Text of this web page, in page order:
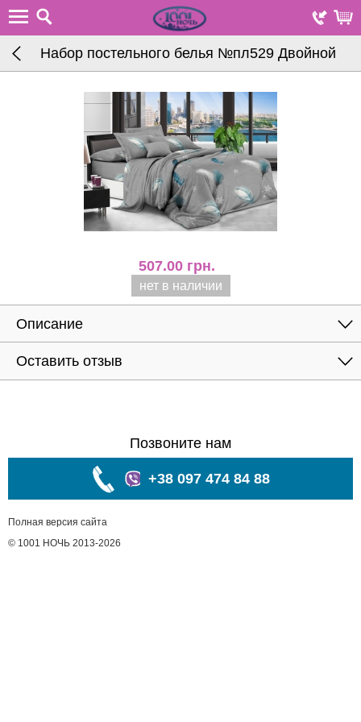
Набор постельного белья №пл529 Двойной
507.00 грн.
нет в наличии
Описание
Оставить отзыв
Позвоните нам
+38 097 474 84 88
Полная версия сайта
© 1001 НОЧЬ 2013-2026